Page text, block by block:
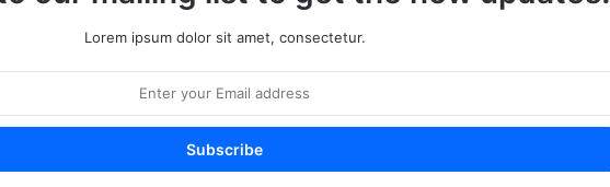
Lorem ipsum dolor sit amet, consectetur.